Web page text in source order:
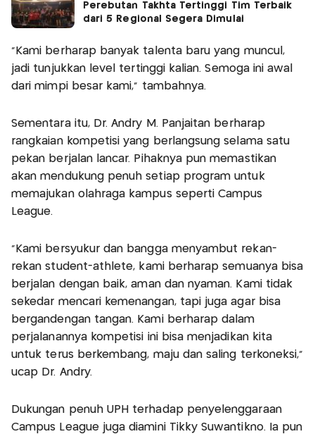
Perebutan Takhta Tertinggi Tim Terbaik
dari 5 Regional Segera Dimulai
"Kami berharap banyak talenta baru yang muncul,
jadi tunjukkan level tertinggi kalian. Semoga ini awal
dari mimpi besar kami,” tambahnya.
Sementara itu, Dr. Andry M. Panjaitan berharap
rangkaian kompetisi yang berlangsung selama satu
pekan berjalan lancar. Pihaknya pun memastikan
akan mendukung penuh setiap program untuk
memajukan olahraga kampus seperti Campus
League.
“Kami bersyukur dan bangga menyambut rekan-
rekan student-athlete, kami berharap semuanya bisa
berjalan dengan baik, aman dan nyaman. Kami tidak
sekedar mencari kemenangan, tapi juga agar bisa
bergandengan tangan. Kami berharap dalam
perjalanannya kompetisi ini bisa menjadikan kita
untuk terus berkembang, maju dan saling terkoneksi,”
ucap Dr. Andry.
Dukungan penuh UPH terhadap penyelenggaraan
Campus League juga diamini Tikky Suwantikno. Ia pun